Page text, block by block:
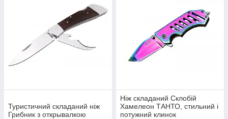
Туристичний складаний ніж
Грибник з открывалкою
Ніж складаний Склобій
Хамелеон ТАНТО, стильний і
потужний клинок